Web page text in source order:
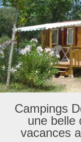
Campings
une belle
vacances